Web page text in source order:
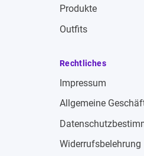
Produkte
Outfits
Rechtliches
Impressum
Allgemeine
Widerrufsbelehrung